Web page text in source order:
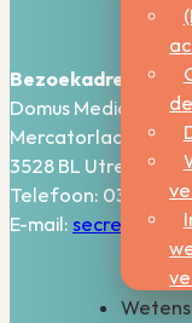
Bezoekadres:
Domus Medica – 5e
Mercatorlaan 1200
3528 BL Utrecht
Telefoon: 030-
E-mail: